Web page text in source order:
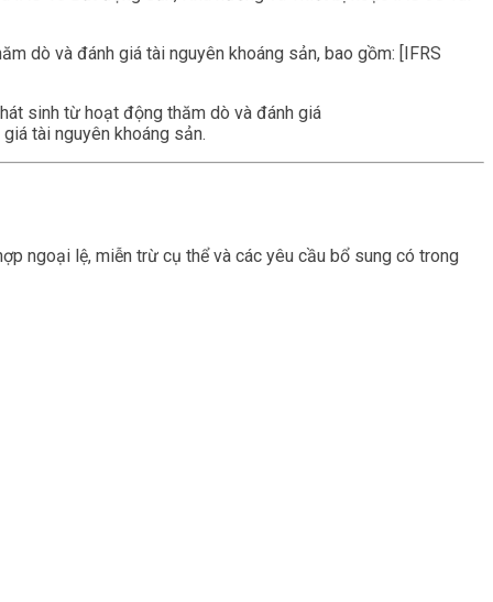
dò và đánh giá tài nguyên khoáng sản, bao gồm: [IFRS
sinh từ hoạt động thăm dò và đánh giá
tài nguyên khoáng sản.
ngoại lệ, miễn trừ cụ thể và các yêu cầu bổ sung có trong